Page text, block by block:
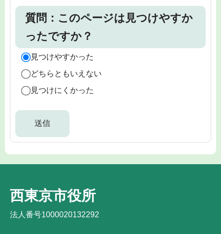
質問：このページは見つけやすか
ったですか？
見つけやすかった
どちらともいえない
見つけにくかった
西東京市役所
法人番号1000020132292